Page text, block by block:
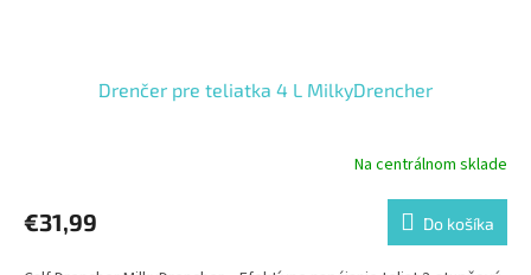
Drenčer pre teliatka 4 L MilkyDrencher
Na centrálnom sklade
€31,99 Do košíka